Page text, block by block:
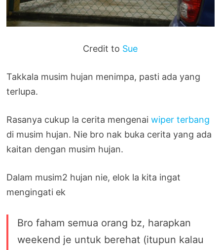
Credit to Sue
Takkala musim hujan menimpa, pasti ada yang
terlupa.
Rasanya cukup la cerita mengenaiwiper terbang
di musim hujan. Nie bro nak buka cerita yang ada
kaitan dengan musim hujan.
Dalam musim2 hujan nie, elok la kita ingat
mengingati ek
Bro faham semua orang bz, harapkan
weekend je untuk berehat (itupun kalau